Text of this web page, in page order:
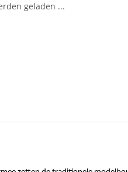
geladen ...